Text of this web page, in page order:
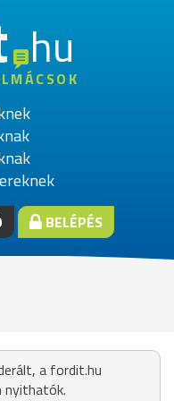
hu
BELÉPÉS
a fordit.hu
nyithatók.